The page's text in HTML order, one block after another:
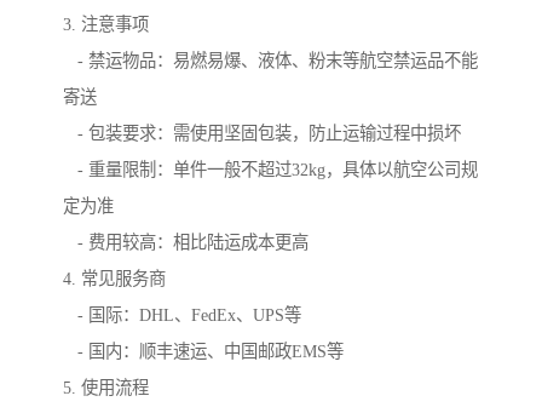
3. 注意事项
- 禁运物品：易燃易爆、液体、粉末等航空禁运品不能
寄送
- 包装要求：需使用坚固包装，防止运输过程中损坏
- 重量限制：单件一般不超过32kg，具体以航空公司规
定为准
- 费用较高：相比陆运成本更高
4. 常见服务商
- 国际：DHL、FedEx、UPS等
- 国内：顺丰速运、中国邮政EMS等
5. 使用流程